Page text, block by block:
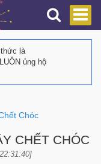
là
ủng hộ
Chóc
CHẾT CHÓC